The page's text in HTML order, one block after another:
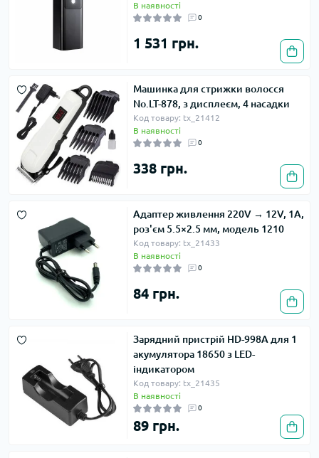
В наявності
0
1 531 грн.
Машинка для стрижки волосся
No.LT-878, з дисплеєм, 4 насадки
Код товару: tx_21412
В наявності
0
338 грн.
Адаптер живлення 220V → 12V, 1A,
роз'єм 5.5×2.5 мм, модель 1210
Код товару: tx_21433
В наявності
0
84 грн.
Зарядний пристрій HD-998A для 1
акумулятора 18650 з LED-
індикатором
Код товару: tx_21435
В наявності
0
89 грн.